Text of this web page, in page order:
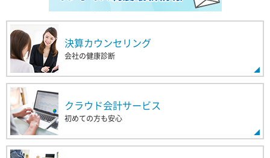
決算カウンセリング
会社の健康診断
クラウド会計サービス
初めての方も安心